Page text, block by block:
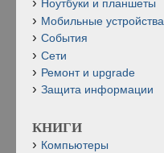
Ноутбуки и планшеты
Мобильные устройства
События
Сети
Ремонт и upgrade
Защита информации
КНИГИ
Компьютеры